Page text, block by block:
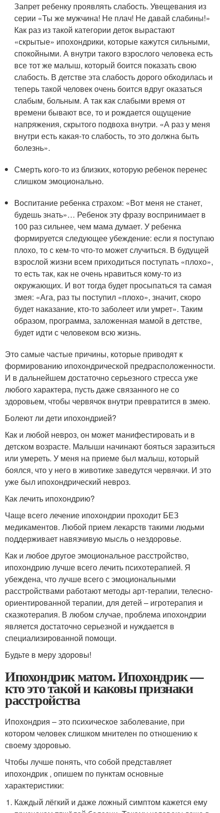
Запрет ребенку проявлять слабость. Увещевания из
серии «Ты же мужчина! Не плач! Не давай слабины!»
Как раз из такой категории деток вырастают
«скрытые» ипохондрики, которые кажутся сильными,
спокойными. А внутри такого взрослого человека есть
все тот же малыш, который боится показать свою
слабость. В детстве эта слабость дорого обходилась и
теперь такой человек очень боится вдруг оказаться
слабым, больным. А так как слабыми время от
времени бывают все, то и рождается ощущение
напряжения, скрытого подвоха внутри. «А раз у меня
внутри есть какая-то слабость, то это должна быть
болезнь».
Смерть кого-то из близких, которую ребенок перенес
слишком эмоционально.
Воспитание ребенка страхом: «Вот меня не станет,
будешь знать»… Ребенок эту фразу воспринимает в
100 раз сильнее, чем мама думает. У ребенка
формируется следующее убеждение: если я поступаю
плохо, то с кем-то что-то может случиться. В будущей
взрослой жизни всем приходиться поступать «плохо»,
то есть так, как не очень нравиться кому-то из
окружающих. И вот тогда будет просыпаться та самая
змея: «Ага, раз ты поступил «плохо», значит, скоро
будет наказание, кто-то заболеет или умрет». Таким
образом, программа, заложенная мамой в детстве,
будет идти с человеком всю жизнь.
Это самые частые причины, которые приводят к
формированию ипохондрической предрасположенности.
И в дальнейшем достаточно серьезного стресса уже
любого характера, пусть даже связанного не со
здоровьем, чтобы червячок внутри превратится в змею.
Болеют ли дети ипохондрией?
Как и любой невроз, он может манифестировать и в
детском возрасте. Малыши начинают бояться заразиться
или умереть. У меня на приеме был малыш, который
боялся, что у него в животике заведутся червячки. И это
уже был ипохондрический невроз.
Как лечить ипохондрию?
Чаще всего лечение ипохондрии проходит БЕЗ
медикаментов. Любой прием лекарств такими людьми
поддерживает навязчивую мысль о нездоровье.
Как и любое другое эмоциональное расстройство,
ипохондрию лучше всего лечить психотерапией. Я
убеждена, что лучше всего с эмоциональными
расстройствами работают методы арт-терапии, телесно-
ориентированной терапии, для детей – игротерапия и
сказкотерапия. В любом случае, проблема ипохондрии
является достаточно серьезной и нуждается в
специализированной помощи.
Будьте в меру здоровы!
Ипохондрик матом. Ипохондрик —
кто это такой и каковы признаки
расстройства
Ипохондрия – это психическое заболевание, при
котором человек слишком мнителен по отношению к
своему здоровью.
Чтобы лучше понять, что собой представляет
ипохондрик , опишем по пунктам основные
характеристики:
Каждый лёгкий и даже ложный симптом кажется ему